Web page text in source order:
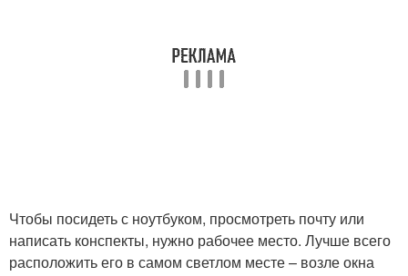
Чтобы посидеть с ноутбуком, просмотреть почту или
написать конспекты, нужно рабочее место. Лучше всего
расположить его в самом светлом месте – возле окна